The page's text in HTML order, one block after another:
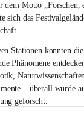
dem Motto „Forschen,
sich das
Stationen konnten
Phänomene
– überall wurde
geforscht.
dass